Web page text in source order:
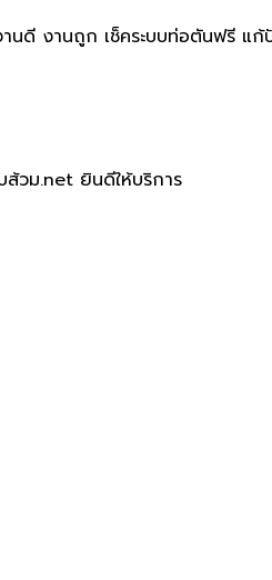
ดี งานถูก เช็คระบบท่อตันฟรี แ
วม.net ยินดีให้บริการ